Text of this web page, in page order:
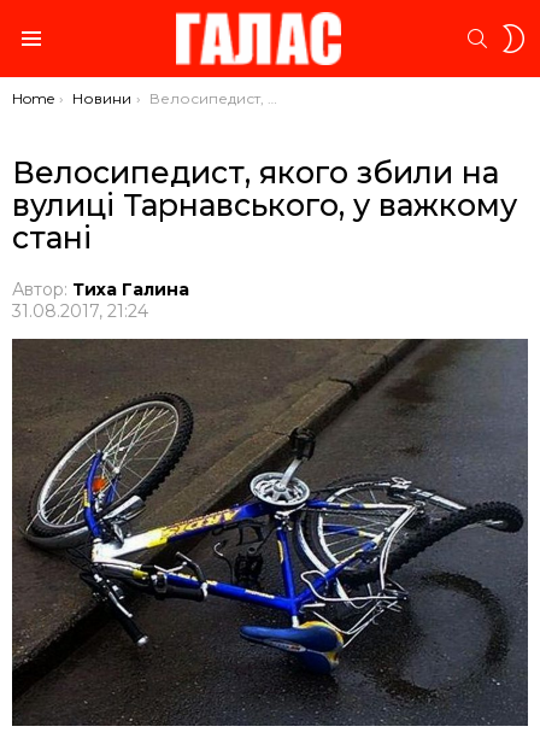
You are here:
Home Новини Велосипедист, якого збили на вулиці Тарнавського, у важкому стані
Велосипедист, якого збили на
вулиці Тарнавського, у важкому
стані
Автор: Тиха Галина
31.08.2017, 21:24